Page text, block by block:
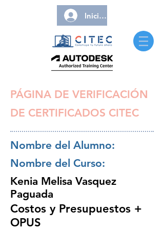
Iniciar sesión
PÁGINA DE VERIFICACIÓN
DE CERTIFICADOS CITEC
Nombre del Alumno:
Nombre del Curso:
Kenia Melisa Vasquez
Paguada
Costos y Presupuestos +
OPUS